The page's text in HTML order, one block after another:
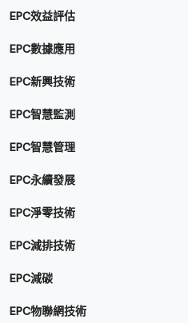
EPC效益評估
EPC數據應用
EPC新興技術
EPC智慧監測
EPC智慧管理
EPC永續發展
EPC淨零技術
EPC減排技術
EPC減碳
EPC物聯網技術